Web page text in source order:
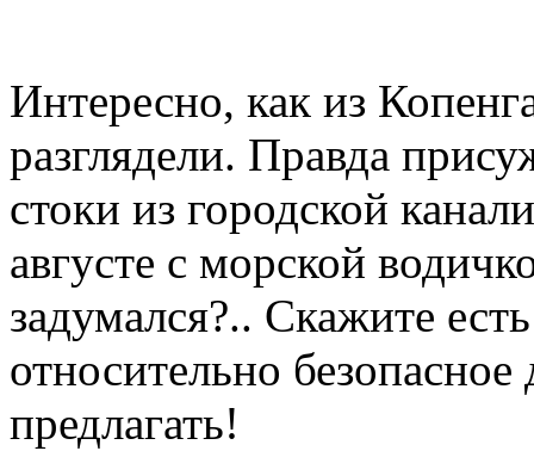
Интересно, как из
разглядели. Правда
стоки из городской
августе с морской
задумался?.. Скажите
относительно
предлагать!